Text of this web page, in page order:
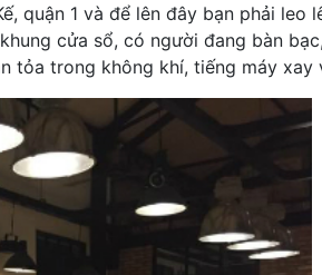
quận 1 và để lên đây bạn phải
cửa sổ, có người đang bàn
tỏa trong không khí, tiếng máy